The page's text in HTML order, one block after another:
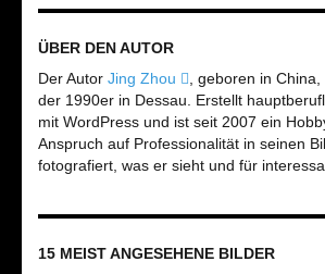
ÜBER DEN AUTOR
Der Autor Jing Zhou
, geboren in
der 1990er in Dessau. Erstellt
mit WordPress und ist seit 2007 ein
Anspruch auf Professionalität in seinen
fotografiert, was er sieht und für
15 MEIST ANGESEHENE BILDER